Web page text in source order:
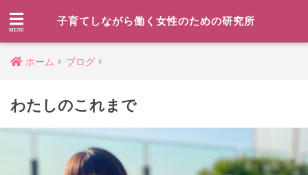
子育てしながら働く女性のための研究所
ホーム ブログ
わたしのこれまで